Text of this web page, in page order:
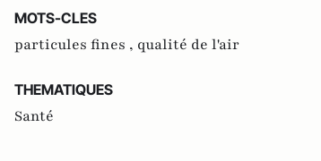
MOTS-CLES
particules fines , qualité de l'air
THEMATIQUES
Santé